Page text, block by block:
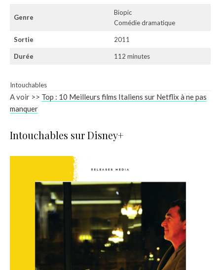
Genre
Biopic
Comédie dramatique
Sortie 2011
Durée 112 minutes
Intouchables
A voir >> Top : 10 Meilleurs films Italiens sur Netflix à ne pas
manquer
Intouchables sur Disney+